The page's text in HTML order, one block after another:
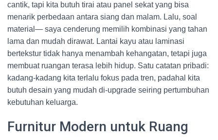
cantik, tapi kita butuh tirai atau panel sekat yang bisa
menarik perbedaan antara siang dan malam. Lalu, soal
material— saya cenderung memilih kombinasi yang tahan
lama dan mudah dirawat. Lantai kayu atau laminasi
bertekstur tidak hanya menambah kehangatan, tetapi juga
membuat ruangan terasa lebih hidup. Satu catatan pribadi:
kadang-kadang kita terlalu fokus pada tren, padahal kita
butuh desain yang mudah di-upgrade seiring pertumbuhan
kebutuhan keluarga.
Furnitur Modern untuk Ruang